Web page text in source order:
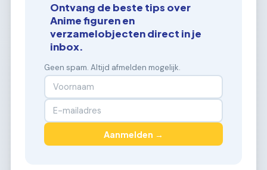
Ontvang de beste tips over
Anime figuren en
verzamelobjecten direct in je
inbox.
Geen spam. Altijd afmelden mogelijk.
Aanmelden →